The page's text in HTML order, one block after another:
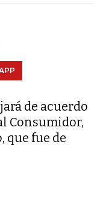
de acuerdo
Consumidor,
que fue de